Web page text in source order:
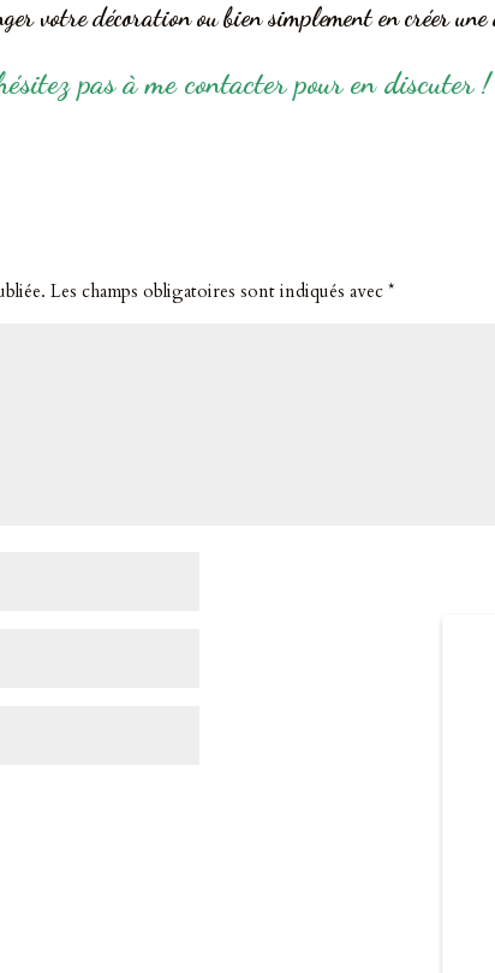
votre décoration ou bien simplement en créer
pas à me contacter pour en discuter !
Les champs obligatoires sont indiqués avec*